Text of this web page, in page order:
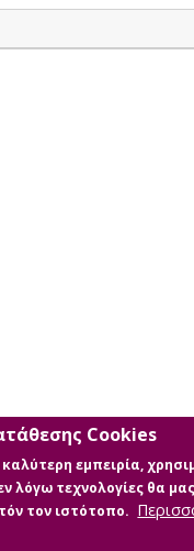
Cookies
εμπειρία,
λόγω τεχνολογίες θα
τον ιστότοπο.